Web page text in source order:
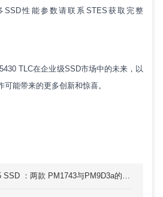
SSD性能参数请联系STES获取完整
TLC在企业级SSD市场中的未来，以
能带来的更多创新和惊喜。
两款 PM1743与PM9D3a的性能评测与应用优势